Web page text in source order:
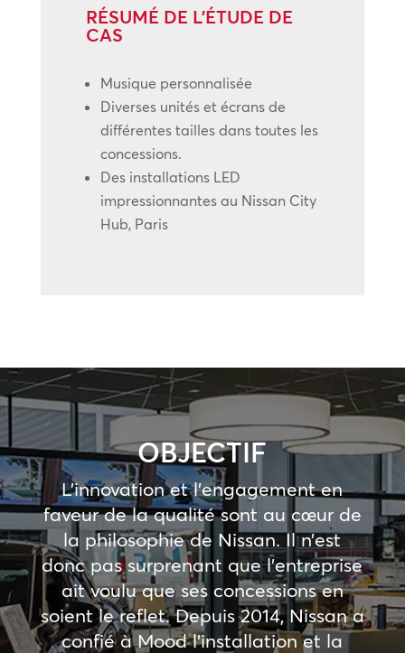
RÉSUMÉ DE L’ÉTUDE DE
CAS
Musique personnalisée
Diverses unités et écrans de
différentes tailles dans toutes les
concessions.
Des installations LED
impressionnantes au Nissan City
Hub, Paris
OBJECTIF
L’innovation et l’engagement en
faveur de la qualité sont au cœur de
la philosophie de Nissan. Il n’est
donc pas surprenant que l’entreprise
ait voulu que ses concessions en
soient le reflet. Depuis 2014, Nissan a
confié à Mood l’installation et la